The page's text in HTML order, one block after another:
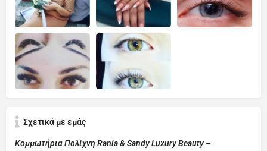
Σχετικά με εμάς
Κομμωτήρια Πολίχνη Rania & Sandy Luxury Beauty –